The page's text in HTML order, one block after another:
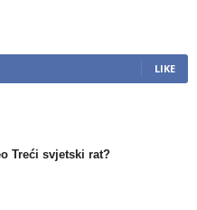
LIKE
Treći svjetski rat?